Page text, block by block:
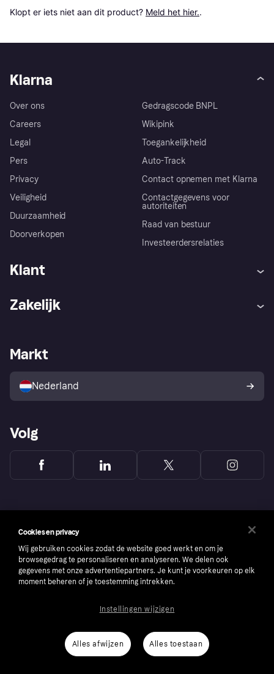
Klopt er iets niet aan dit product? Meld het hier..
Klarna
Over ons
Careers
Legal
Pers
Privacy
Veiligheid
Duurzaamheid
Doorverkopen
Gedragscode BNPL
Wikipink
Toegankelijkheid
Auto-Track
Contact opnemen met Klarna
Contactgegevens voor
autoriteiten
Raad van bestuur
Investeerdersrelaties
Klant
Winkeloverzicht
Kopersbescherming voor
consumenten
Zakelijk
Zakelijke login
Markt
Nederland
Volg
number: 556737-0431
Cookies Klarna.com
Cookies en privacy
Wij gebruiken cookies zodat de website goed werkt en om je
browsegedrag te personaliseren en analyseren. We delen ook
gegevens met onze advertentiepartners. Je kunt je voorkeuren op elk
moment beheren of je toestemming intrekken.
Alles afwijzen Alles toestaan
Instellingen wijzigen